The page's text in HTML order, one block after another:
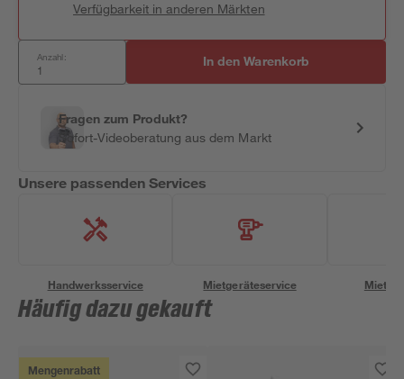
Verfügbarkeit in anderen Märkten
Anzahl: In den Warenkorb
Fragen zum Produkt?
Sofort-Videoberatung aus dem Markt
Unsere passenden Services
Handwerksservice Mietgeräteservice
Häufig dazu gekauft
Mengenrabatt